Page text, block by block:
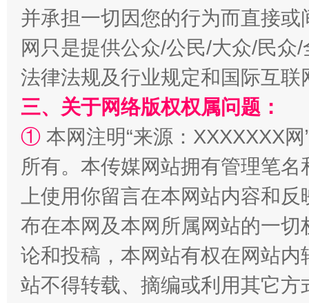
阿坝州三大球赛在茂县开幕 规模
并承担一切因您的行为而直接
网只是提供公众/公民/大众/民
法律法规及行业规定和国际互
三、关于网络版权权属问题：
① 本网注明“来源：XXXXXXX
所有。本传媒网站拥有管理笔
上使用你留言在本网站内容和
布在本网及本网所属网站的一
论和投稿，本网站有权在网站
站不得转载、摘编或利用其它